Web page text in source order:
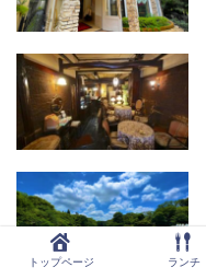
トップページ ランチ